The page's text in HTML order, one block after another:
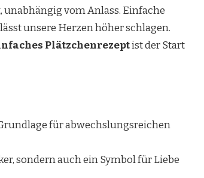
unabhängig vom Anlass. Einfache
unsere Herzen höher schlagen.
Plätzchenrezeptist der Start
für abwechslungsreichen
sondern auch ein Symbol für Liebe